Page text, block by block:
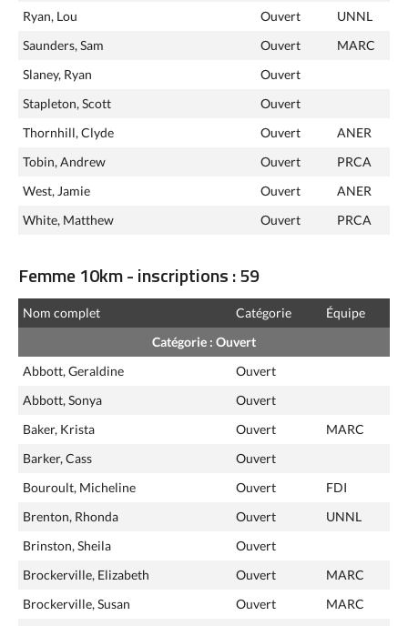
Ryan, Lou Ouvert
UNNL
Saunders, Sam
Ouvert
MARC
Slaney, Ryan
Ouvert
Stapleton, Scott
Ouvert
Thornhill, Clyde
Ouvert
ANER
Tobin, Andrew
Ouvert
PRCA
West, Jamie
Ouvert
ANER
White, Matthew
Ouvert PRCA
Femme 10km - inscriptions : 59
Nom complet Catégorie
Équipe
Catégorie : Ouvert
Abbott, Geraldine
Ouvert
Abbott, Sonya
Ouvert
Baker, Krista
Ouvert
MARC
Barker, Cass
Ouvert
Bouroult, Micheline
Ouvert
FDI
Brenton, Rhonda
Ouvert
UNNL
Brinston, Sheila
Ouvert
Brockerville, Elizabeth
Ouvert
MARC
Brockerville, Susan
Ouvert
MARC